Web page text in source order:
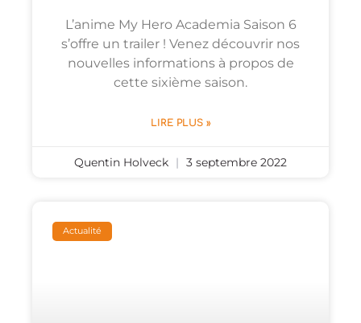
L’anime My Hero Academia Saison 6
s’offre un trailer ! Venez découvrir nos
nouvelles informations à propos de
cette sixième saison.
LIRE PLUS »
Quentin Holveck 3 septembre 2022
Actualité